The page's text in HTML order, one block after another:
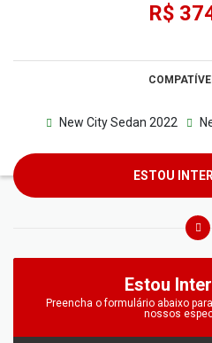
R$
New City Sedan 2022
ESTOU
Estou
Preencha o formulário abaixo
nossos